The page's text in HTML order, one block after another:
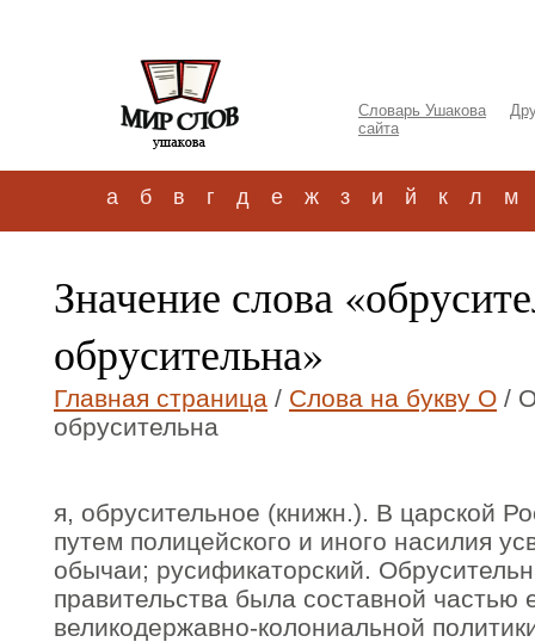
Словарь Ушакова
сайта
а б в г д е ж з и й к л м
Значение слова
обрусительна»
Главная страница / Слова на букву О /
обрусительна
я, обрусительное (книжн.). В царской
путем полицейского и иного насилия
обычаи; русификаторский.
правительства была составной частью
великодержавно-колониальной